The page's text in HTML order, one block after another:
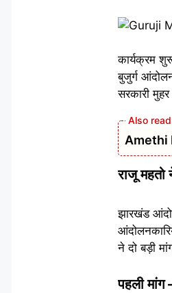
कार्यक्रम
बुजुर्ग
सरकारी
Amethi
राजू महतो
झारखंड
ने दो बड़ी
पहली मांग